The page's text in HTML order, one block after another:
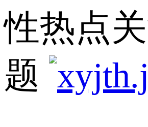
性热点
题